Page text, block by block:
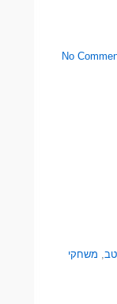
No
, משחקי